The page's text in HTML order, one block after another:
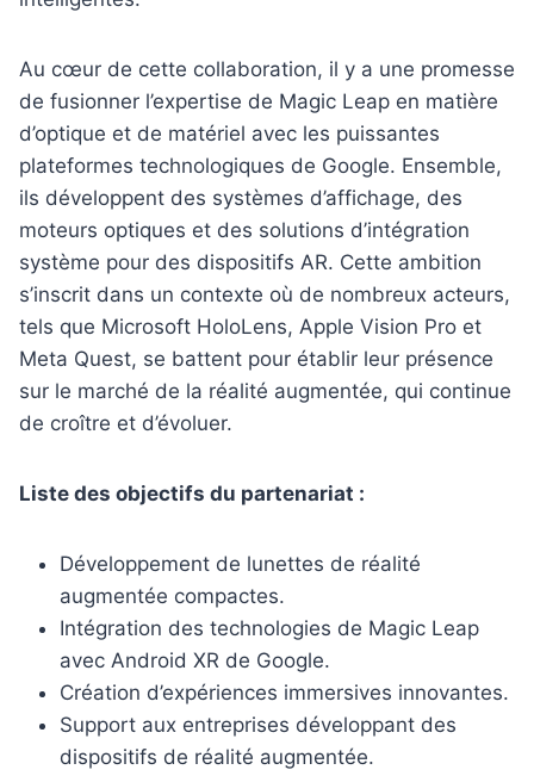
Au cœur de cette collaboration, il y a une promesse
de fusionner l’expertise de Magic Leap en matière
d’optique et de matériel avec les puissantes
plateformes technologiques de Google. Ensemble,
ils développent des systèmes d’affichage, des
moteurs optiques et des solutions d’intégration
système pour des dispositifs AR. Cette ambition
s’inscrit dans un contexte où de nombreux acteurs,
tels que Microsoft HoloLens, Apple Vision Pro et
Meta Quest, se battent pour établir leur présence
sur le marché de la réalité augmentée, qui continue
de croître et d’évoluer.
Liste des objectifs du partenariat :
Développement de lunettes de réalité
augmentée compactes.
Intégration des technologies de Magic Leap
avec Android XR de Google.
Création d’expériences immersives innovantes.
Support aux entreprises développant des
dispositifs de réalité augmentée.